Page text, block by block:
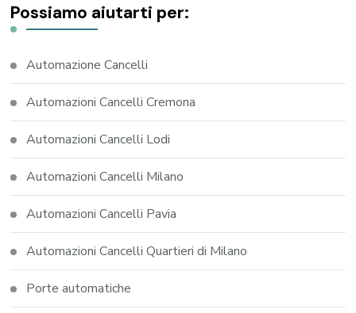
Possiamo aiutarti per:
Automazione Cancelli
Automazioni Cancelli Cremona
Automazioni Cancelli Lodi
Automazioni Cancelli Milano
Automazioni Cancelli Pavia
Automazioni Cancelli Quartieri di Milano
Porte automatiche